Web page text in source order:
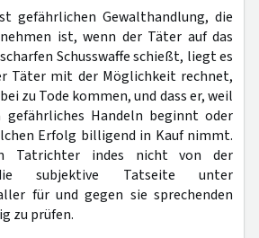
gefährlichen Gewalthandlung, die
ist, wenn der Täter auf das
Schusswaffe schießt, liegt es
Täter mit der Möglichkeit rechnet,
zu Tode kommen, und dass er, weil
Handeln beginnt oder
Erfolg billigend in Kauf nimmt.
Tatrichter indes nicht von der
subjektive Tatseite unter
für und gegen sie sprechenden
zu prüfen.